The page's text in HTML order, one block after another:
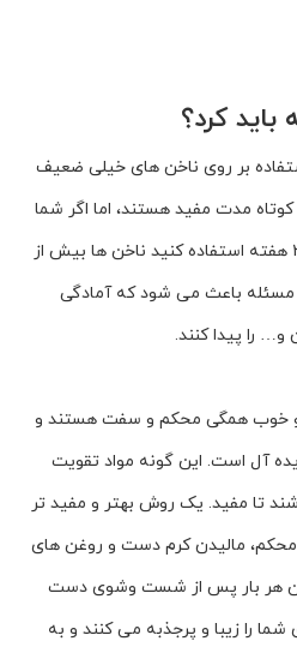
کرد؟
بر روى ناخن هاى خیلى ضعیف
مدت مفید هستند، اما اگر شما
از آنها براى مدت طولانى تر از ۳ هفته استفاده کنید ناخن ها بیش از
باعث مى شود که آمادگى
را پیدا کنند.
و خوب همگى محکم و سفت هستند و
آل است. این گونه مواد تقویت
تا مفید. یک روش بهتر و مفید تر
مالیدن کرم دست و روغن هاى
هر بار پس از شست وشوى دست
را زیبا و پرجذبه مى کنند و به